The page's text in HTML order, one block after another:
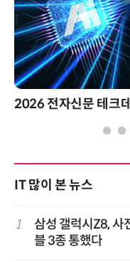
2026 전자신문 테크
IT 많이 본 뉴스
1
삼성 갤럭시Z8,
블 3종 통했다